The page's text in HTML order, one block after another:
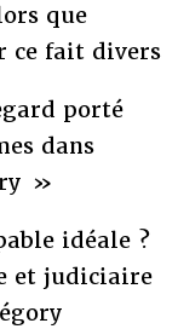
que
ce fait divers
porté
dans
»
idéale ?
et judiciaire